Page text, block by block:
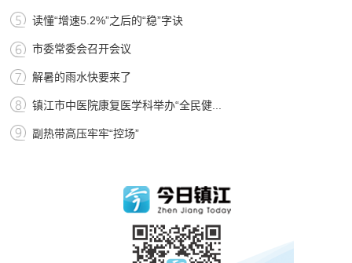
读懂“增速5.2%”之后的“稳”字诀
市委常委会召开会议
解暑的雨水快要来了
镇江市中医院康复医学科举办“全民健...
副热带高压牢牢“控场”